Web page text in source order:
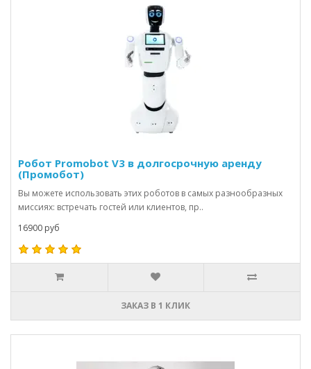
Робот Promobot V3 в долгосрочную аренду
(Промобот)
Вы можете использовать этих роботов в самых разнообразных
миссиях: встречать гостей или клиентов, пр..
16900 руб
ЗАКАЗ В 1 КЛИК